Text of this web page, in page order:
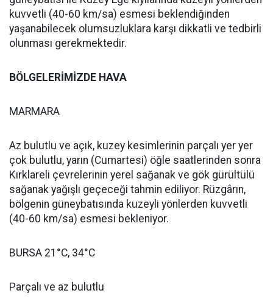
kuvvetli (40-60 km/sa) esmesi beklendiğinden
yaşanabilecek olumsuzluklara karşı dikkatli ve tedbirli
olunması gerekmektedir.
BÖLGELERİMİZDE HAVA
MARMARA
Az bulutlu ve açık, kuzey kesimlerinin parçalı yer yer
çok bulutlu, yarın (Cumartesi) öğle saatlerinden sonra
Kırklareli çevrelerinin yerel sağanak ve gök gürültülü
sağanak yağışlı geçeceği tahmin ediliyor. Rüzgârın,
bölgenin güneybatısında kuzeyli yönlerden kuvvetli
(40-60 km/sa) esmesi bekleniyor.
BURSA 21°C, 34°C
Parçalı ve az bulutlu